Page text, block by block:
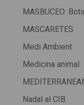
MASBUCEO:
MASCARETES
Medi Ambient
Medicina animal
Nadal al CIB